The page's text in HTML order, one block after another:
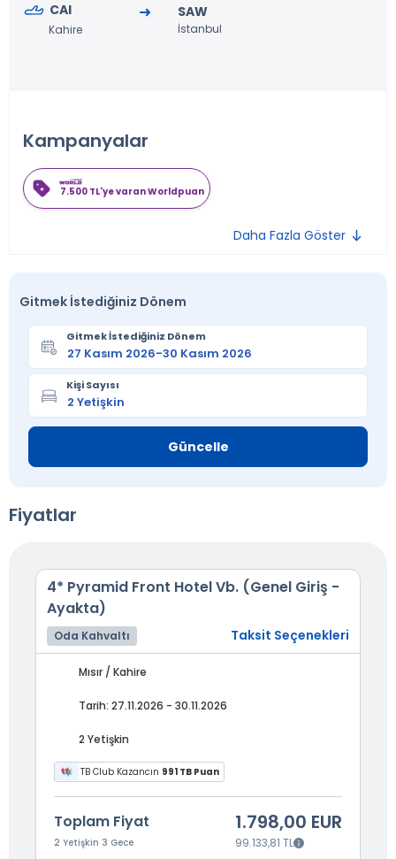
CAI
Kahire
SAW
İstanbul
Kampanyalar
7.500 TL'ye varan Worldpuan
Daha Fazla Göster
Gitmek İstediğiniz Dönem
Gitmek İstediğiniz Dönem
Kişi Sayısı
Güncelle
Fiyatlar
4* Pyramid Front Hotel Vb. (Genel Giriş -
Ayakta)
Oda Kahvaltı Taksit Seçenekleri
Mısır / Kahire
Tarih: 27.11.2026 - 30.11.2026
2 Yetişkin
TB Club Kazancın 991 TB Puan
Toplam Fiyat
2 Yetişkin 3 Gece
1.798,00 EUR
99.133,81 TL